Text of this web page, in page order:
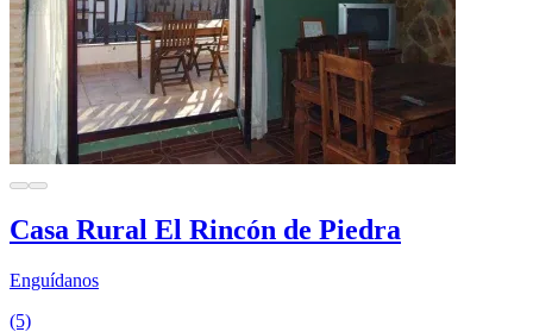
Casa Rural El Rincón de Piedra
Enguídanos
(5)